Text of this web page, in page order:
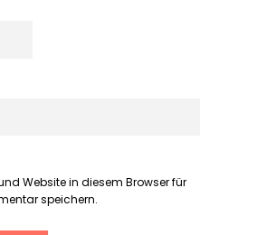
Website in diesem Browser für
speichern.